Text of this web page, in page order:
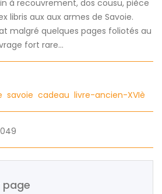
à recouvrement, dos cousu, pièce
libris aux aux armes de Savoie.
malgré quelques pages foliotés au
fort rare...
savoie cadeau livre-ancien-XVIè
page